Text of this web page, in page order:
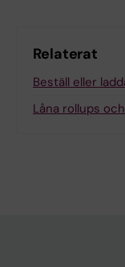
Relaterat
Beställ eller
Låna rollups